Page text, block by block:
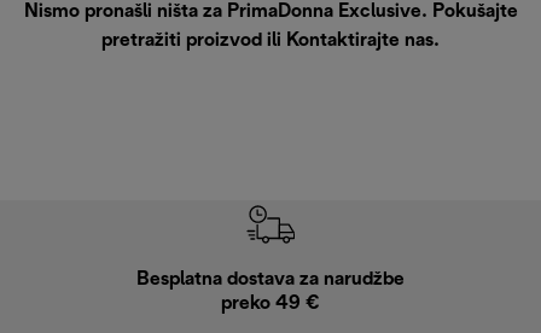
Nismo pronašli ništa za PrimaDonna Exclusive. Pokušajte
pretražiti proizvod ili Kontaktirajte nas.
Besplatna dostava za narudžbe
preko 49 €